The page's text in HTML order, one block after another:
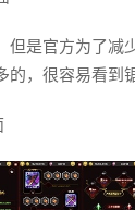
但是官方为了减
，很容易看到